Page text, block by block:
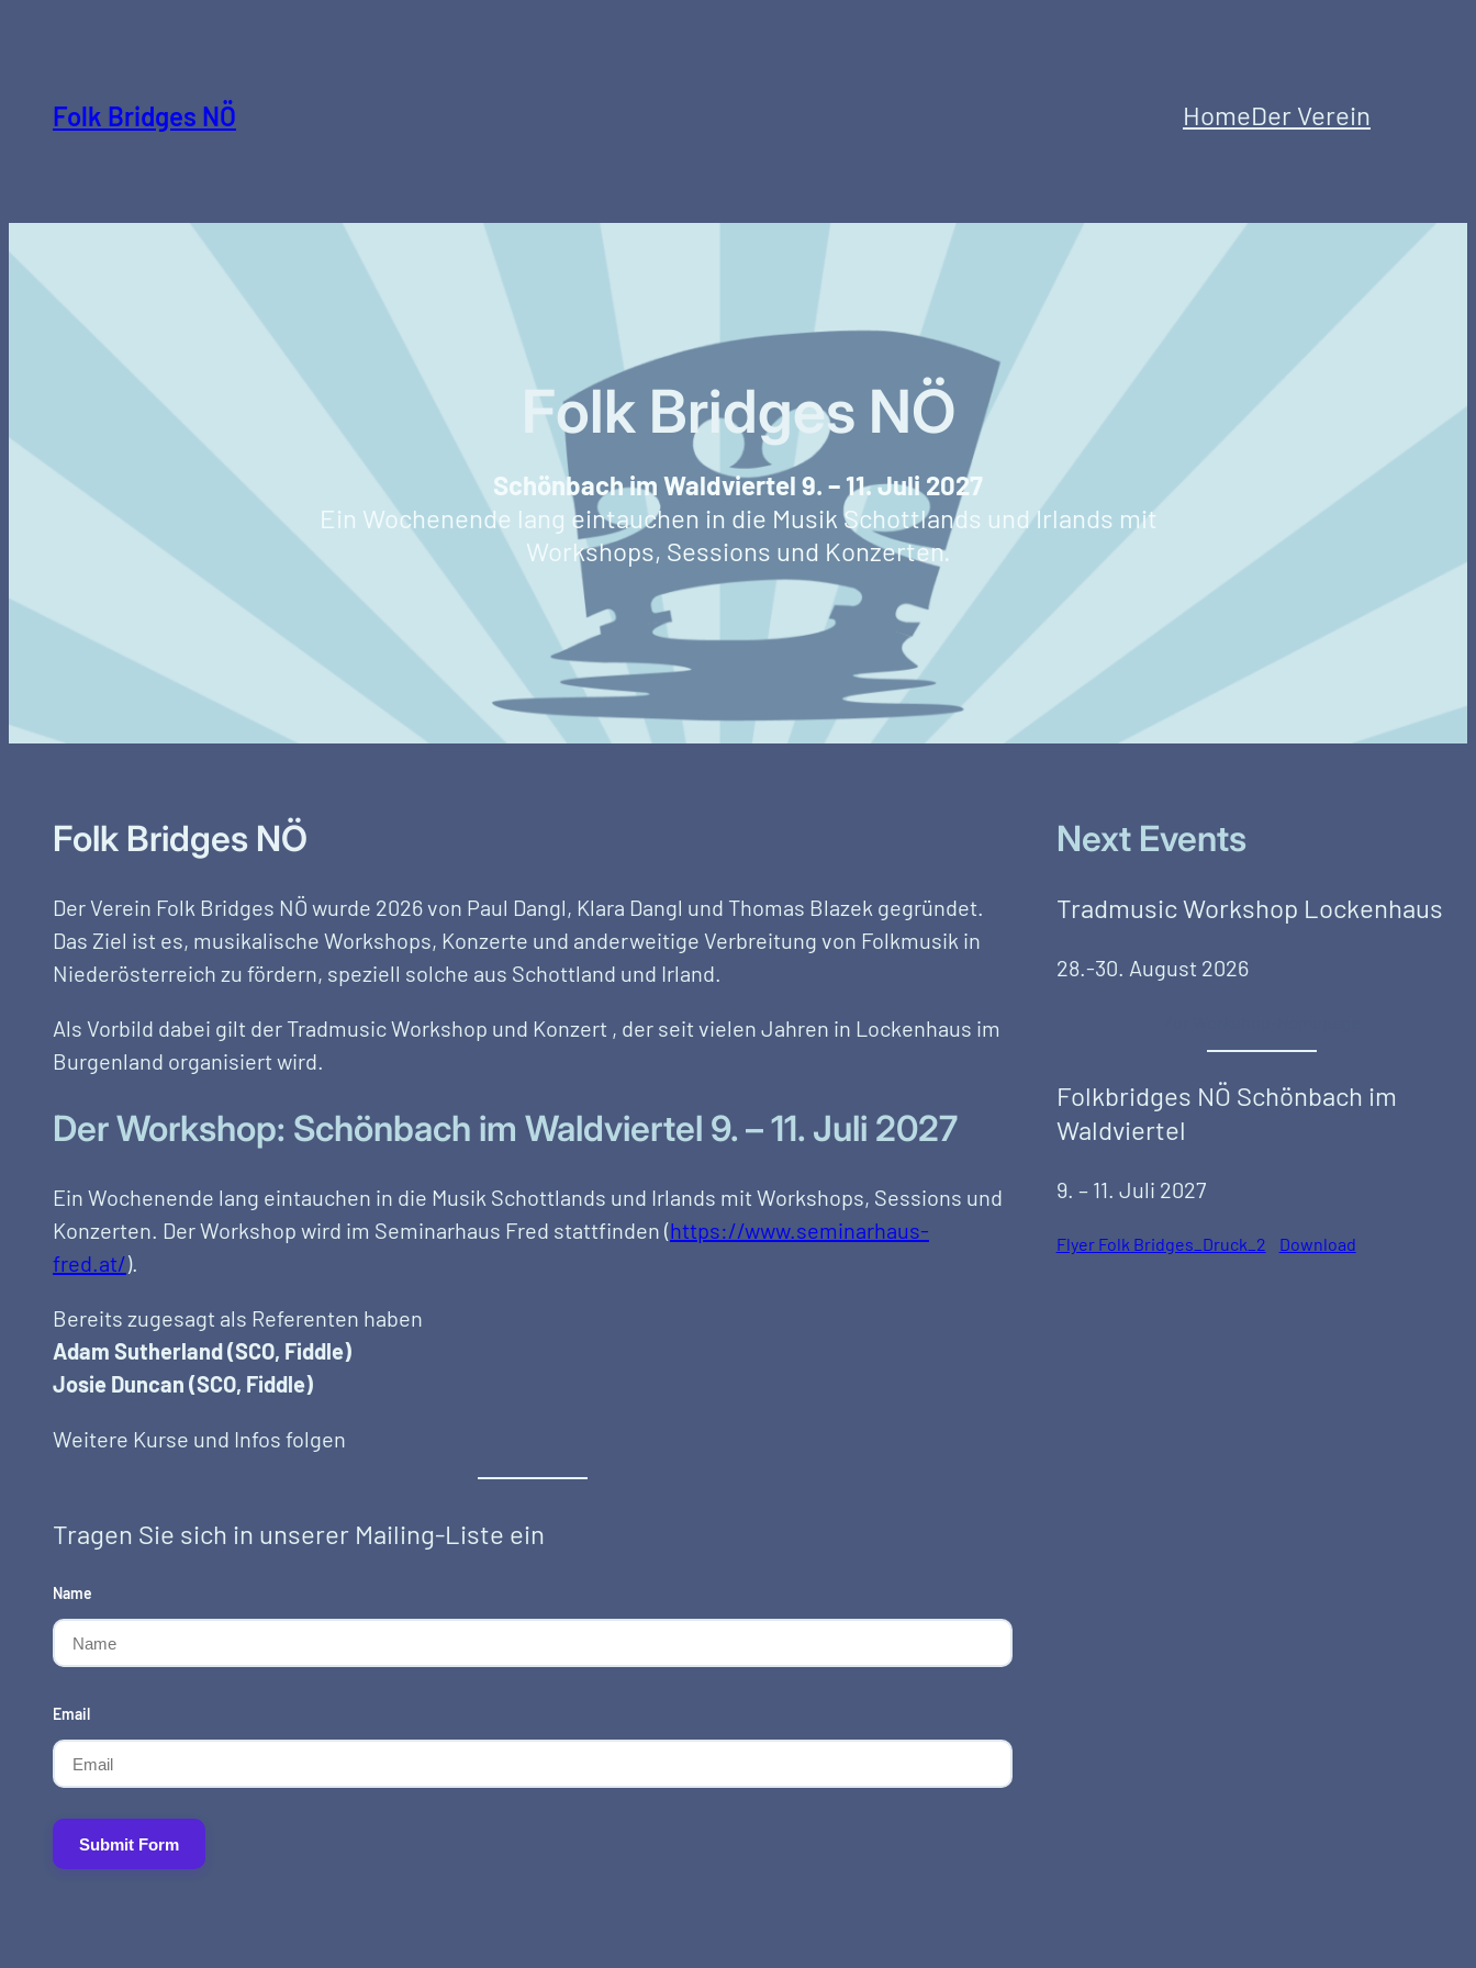
Folk Bridges NÖ HomeDer Verein
Folk Bridges NÖ
Schönbach im Waldviertel 9. – 11. Juli 2027
Ein Wochenende lang eintauchen in die Musik Schottlands und Irlands mit
Workshops, Sessions und Konzerten.
Folk Bridges NÖ
Der Verein Folk Bridges NÖ wurde 2026 von Paul Dangl, Klara Dangl und Thomas Blazek gegründet.
Das Ziel ist es, musikalische Workshops, Konzerte und anderweitige Verbreitung von Folkmusik in
Niederösterreich zu fördern, speziell solche aus Schottland und Irland.
Als Vorbild dabei gilt der Tradmusic Workshop und Konzert , der seit vielen Jahren in Lockenhaus im
Burgenland organisiert wird.
Der Workshop: Schönbach im Waldviertel 9. – 11. Juli 2027
Ein Wochenende lang eintauchen in die Musik Schottlands und Irlands mit Workshops, Sessions und
Konzerten. Der Workshop wird im Seminarhaus Fred stattfinden (https://www.seminarhaus-
fred.at/).
Bereits zugesagt als Referenten haben
Adam Sutherland (SCO, Fiddle)
Josie Duncan (SCO, Fiddle)
Weitere Kurse und Infos folgen
Tragen Sie sich in unserer Mailing-Liste ein
Name
Email
Submit Form
Next Events
Tradmusic Workshop Lockenhaus
28.-30. August 2026
Folkbridges NÖ Schönbach im
Waldviertel
9. – 11. Juli 2027
Flyer Folk Bridges_Druck_2 Download